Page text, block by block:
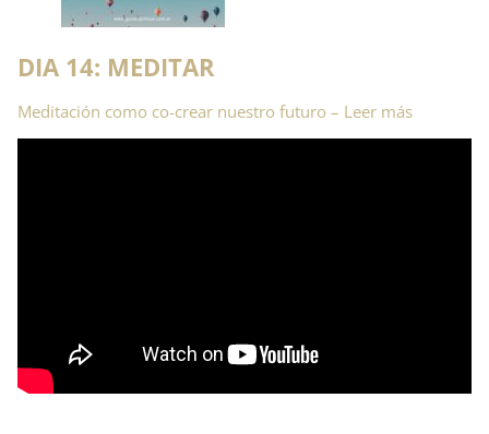
DIA 14: MEDITAR
Meditación como co-crear nuestro futuro – Leer más